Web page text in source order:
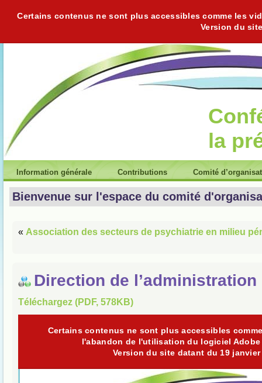
Certains contenus ne sont plus accessibles comme les
Version du
la
Information générale Contributions Comité
Bienvenue sur l'espace du comité
« Association des secteurs de psychiatrie en milieu
Direction de
Téléchargez (PDF, 578KB)